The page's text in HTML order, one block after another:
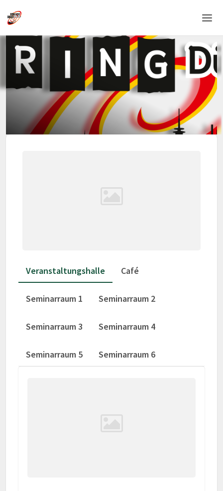
Hilfe & Info
Veranstaltungshalle Café
Seminarraum 1 Seminarraum 2
Seminarraum 3 Seminarraum 4
Seminarraum 5 Seminarraum 6